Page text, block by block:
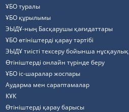
ҰБО туралы
ҰБО құрылымы
ЭЫДҰ-ның Басқарушы қағидаттары
ҰБО өтініштерді қарау тәртібі
ЭЫДҰ тиісті тексеру бойынша нұсқаулық
Өтініштерді онлайн түрінде беру
ҰБО іс-шаралар жоспары
Аударма мен сараптамалар
КҰК
Өтініштерді қарау барысы